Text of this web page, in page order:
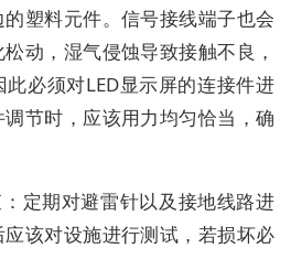
塑料元件。信号接线端子也会
动，湿气侵蚀导致接触不良，
必须对LED显示屏的连接件进
节时，应该用力均匀恰当，确
定期对避雷针以及接地线路进
该对设施进行测试，若损坏必